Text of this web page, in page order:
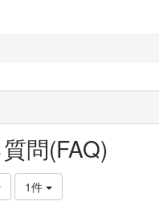
問(FAQ)
し方・借り方・予約の仕方
1件